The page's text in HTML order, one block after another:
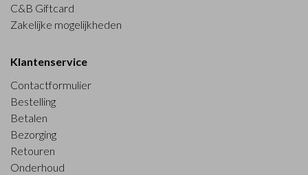
C&B Giftcard
Zakelijke mogelijkheden
Klantenservice
Contactformulier
Bestelling
Betalen
Bezorging
Retouren
Onderhoud